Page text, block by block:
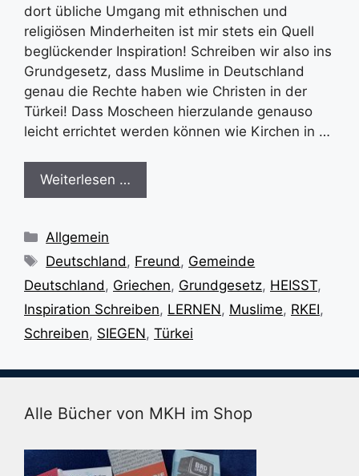
dort übliche Umgang mit ethnischen und
religiösen Minderheiten ist mir stets ein Quell
beglückender Inspiration! Schreiben wir also ins
Grundgesetz, dass Muslime in Deutschland
genau die Rechte haben wie Christen in der
Türkei! Dass Moscheen hierzulande genauso
leicht errichtet werden können wie Kirchen in …
Weiterlesen …
Kategorien
Allgemein
Schlagwörter
Deutschland, Freund, Gemeinde
Deutschland, Griechen, Grundgesetz, HEISST,
Inspiration Schreiben, LERNEN, Muslime, RKEI,
Schreiben, SIEGEN, Türkei
Alle Bücher von MKH im Shop